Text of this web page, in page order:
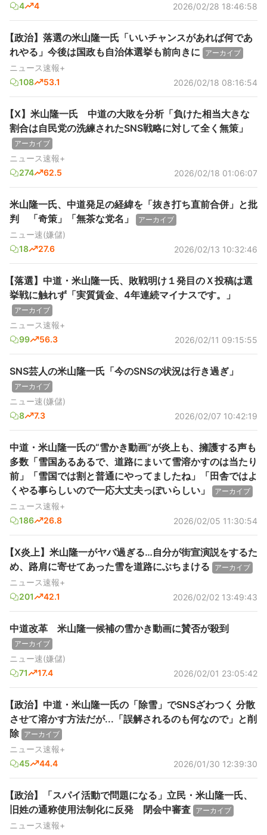
4
4 2026/02/28 18:46:58
【政治】落選の米山隆一氏「いいチャンスがあれば何であ
れやる」今後は国政も自治体選挙も前向きに
アーカイブ
ニュース速報+
108
53.1 2026/02/18 08:16:54
【X】米山隆一氏 中道の大敗を分析「負けた相当大きな
割合は自民党の洗練されたSNS戦略に対して全く無策」
アーカイブ
ニュース速報+
274
62.5 2026/02/18 01:06:07
米山隆一氏、中道発足の経緯を「抜き打ち直前合併」と批
判 「奇策」「無茶な党名」
アーカイブ
ニュー速(嫌儲)
18
27.6 2026/02/13 10:32:46
【落選】中道・米山隆一氏、敗戦明け１発目のＸ投稿は選
挙戦に触れず「実質賃金、4年連続マイナスです。」
アーカイブ
ニュース速報+
99
56.3 2026/02/11 09:15:55
SNS芸人の米山隆一氏「今のSNSの状況は行き過ぎ」
アーカイブ
ニュー速(嫌儲)
8
7.3 2026/02/07 10:42:19
中道・米山隆一氏の“雪かき動画”が炎上も、擁護する声も
多数「雪国あるあるで、道路にまいて雪溶かすのは当たり
前」「雪国では割と普通にやってましたね」「田舎ではよ
くやる事らしいので一応大丈夫っぽいらしい」
アーカイブ
ニュース速報+
186
26.8 2026/02/05 11:30:54
【X炎上】米山隆一がヤバ過ぎる…自分が街宣演説をするた
め、路肩に寄せてあった雪を道路にぶちまける
アーカイブ
ニュース速報+
201
42.1 2026/02/02 13:49:43
中道改革 米山隆一候補の雪かき動画に賛否が殺到
アーカイブ
ニュー速(嫌儲)
71
17.4 2026/02/01 23:05:42
【政治】中道・米山隆一氏の「除雪」でSNSざわつく 分散
させて溶かす方法だが...「誤解されるのも何なので」と削
除 アーカイブ
ニュース速報+
45
44.4 2026/01/30 12:39:30
【政治】「スパイ活動で問題になる」立民・米山隆一氏、
旧姓の通称使用法制化に反発 閉会中審査 アーカイブ
ニュース速報+